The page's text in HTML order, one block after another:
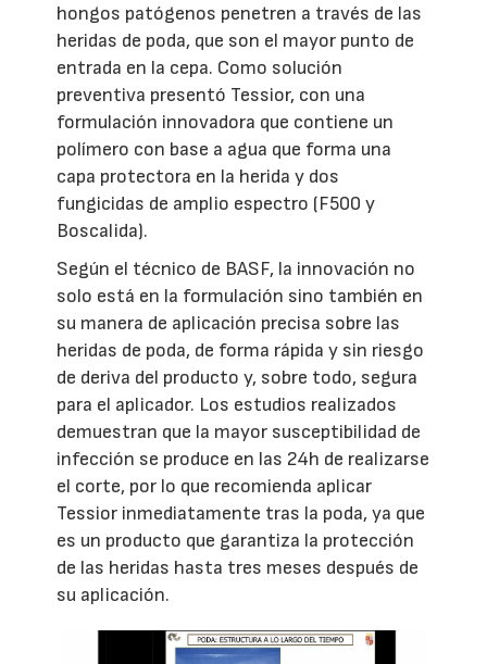
hongos patógenos penetren a través de las
heridas de poda, que son el mayor punto de
entrada en la cepa. Como solución
preventiva presentó Tessior, con una
formulación innovadora que contiene un
polímero con base a agua que forma una
capa protectora en la herida y dos
fungicidas de amplio espectro (F500 y
Boscalida).
Según el técnico de BASF, la innovación no
solo está en la formulación sino también en
su manera de aplicación precisa sobre las
heridas de poda, de forma rápida y sin riesgo
de deriva del producto y, sobre todo, segura
para el aplicador. Los estudios realizados
demuestran que la mayor susceptibilidad de
infección se produce en las 24h de realizarse
el corte, por lo que recomienda aplicar
Tessior inmediatamente tras la poda, ya que
es un producto que garantiza la protección
de las heridas hasta tres meses después de
su aplicación.